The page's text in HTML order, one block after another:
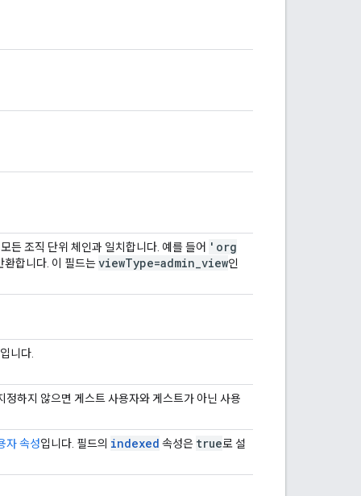
든 조직 단위 체인과 일치합니다. 예를 들어 'org
환합니다. 이 필드는viewType=admin view인
니다.
하지 않으면 게스트 사용자와 게스트가 아닌 사용
자 속성입니다. 필드의 indexed 속성은 true로 설